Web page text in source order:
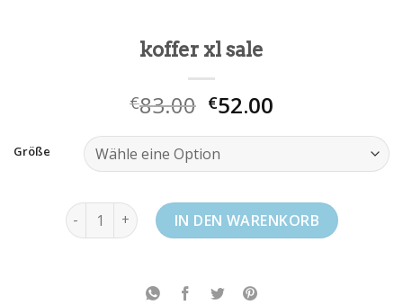
koffer xl sale
€83.00 €52.00
Größe
koffer xl sale MengeIN DEN WARENKORB